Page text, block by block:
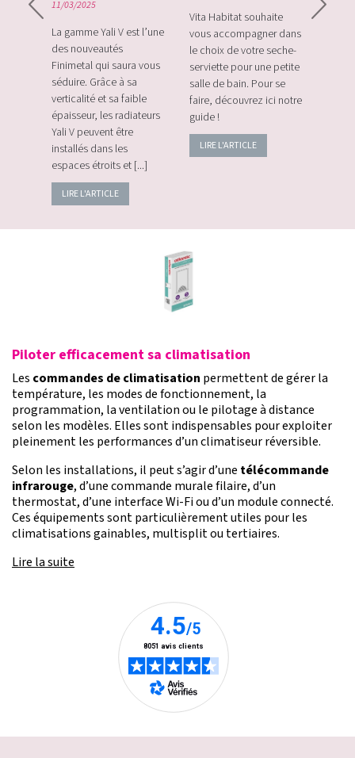
11/03/2025
La gamme Yali V est l’une
des nouveautés
Finimetal qui saura vous
séduire. Grâce à sa
verticalité et sa faible
épaisseur, les radiateurs
Yali V peuvent être
installés dans les
espaces étroits et [...]
LIRE L'ARTICLE
Vita Habitat souhaite
vous accompagner dans
le choix de votre seche-
serviette pour une petite
salle de bain. Pour se
faire, découvrez ici notre
guide !
LIRE L'ARTICLE
Piloter efficacement sa climatisation
Les commandes de climatisation permettent de gérer la
température, les modes de fonctionnement, la
programmation, la ventilation ou le pilotage à distance
selon les modèles. Elles sont indispensables pour exploiter
pleinement les performances d’un climatiseur réversible.
Selon les installations, il peut s’agir d’une télécommande
infrarouge, d’une commande murale filaire, d’un
thermostat, d’une interface Wi-Fi ou d’un module connecté.
Ces équipements sont particulièrement utiles pour les
climatisations gainables, multisplit ou tertiaires.
Lire la suite